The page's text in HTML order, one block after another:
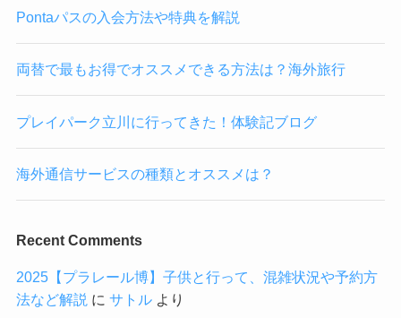
Pontaパスの入会方法や特典を解説
両替で最もお得でオススメできる方法は？海外旅行
プレイパーク立川に行ってきた！体験記ブログ
海外通信サービスの種類とオススメは？
Recent Comments
2025【プラレール博】子供と行って、混雑状況や予約方
法など解説 に サトルより